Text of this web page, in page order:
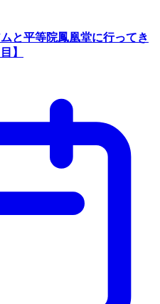
と平等院鳳凰堂に行ってき
】